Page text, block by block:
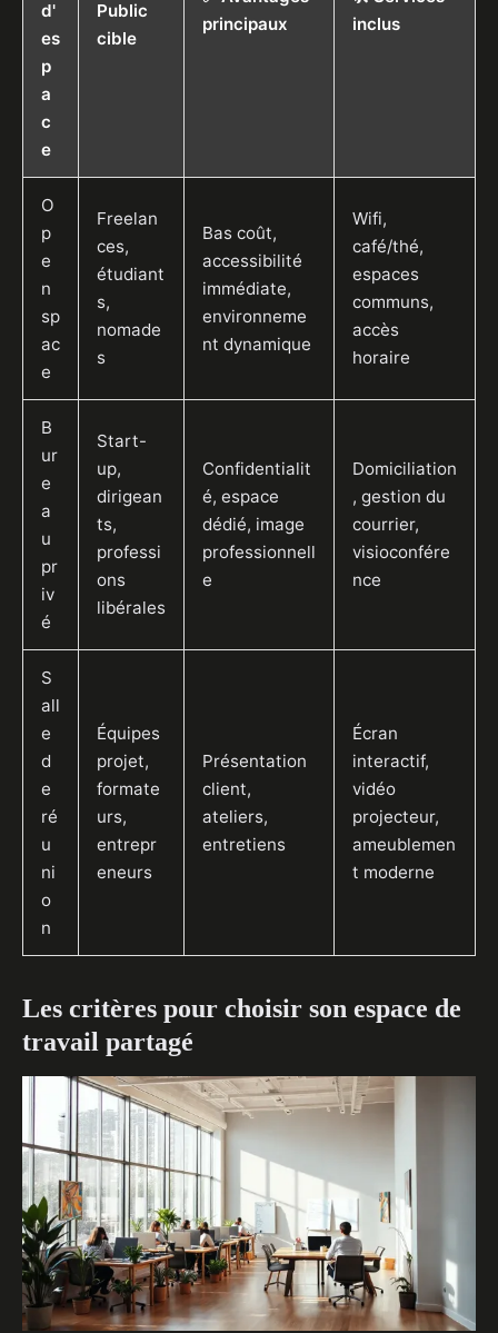
d'
es
p
a
c
e
Public
cible
principaux
inclus
O
p
e
n
sp
ac
e
Freelan
ces,
étudiant
s,
nomade
s
Bas coût,
accessibilité
immédiate,
environneme
nt dynamique
Wifi,
café/thé,
espaces
communs,
accès
horaire
B
ur
e
a
u
pr
iv
é
Start-
up,
dirigean
ts,
professi
ons
libérales
Confidentialit
é, espace
dédié, image
professionnell
e
Domiciliation
, gestion du
courrier,
visioconfére
nce
S
all
e
d
e
ré
u
ni
o
n
Équipes
projet,
formate
urs,
entrepr
eneurs
Présentation
client,
ateliers,
entretiens
Écran
interactif,
vidéo
projecteur,
ameublemen
t moderne
Les critères pour choisir son espace de
travail partagé